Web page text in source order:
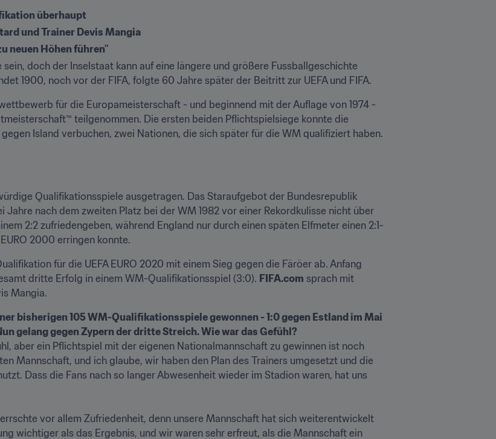
überhaupt
und Trainer Devis Mangia
neuen Höhen führen"
doch der Inselstaat kann auf eine längere und größere Fussballgeschichte
1900, noch vor der FIFA, folgte 60 Jahre später der Beitritt zur UEFA und FIFA.
für die Europameisterschaft - und beginnend mit der Auflage von 1974 -
teilgenommen. Die ersten beiden Pflichtspielsiege konnte die
Island verbuchen, zwei Nationen, die sich später für die WM qualifiziert haben.
Qualifikationsspiele ausgetragen. Das Staraufgebot der Bundesrepublik
nach dem zweiten Platz bei der WM 1982 vor einer Rekordkulisse nicht über
2:2 zufriedengeben, während England nur durch einen späten Elfmeter einen 2:1-
2000 erringen konnte.
für die UEFA EURO 2020 mit einem Sieg gegen die Färöer ab. Anfang
dritte Erfolg in einem WM-Qualifikationsspiel (3:0). FIFA.com sprach mit
Mangia.
bisherigen 105 WM-Qualifikationsspiele gewonnen - 1:0 gegen Estland im Mai
gelang gegen Zypern der dritte Streich. Wie war das Gefühl?
aber ein Pflichtspiel mit der eigenen Nationalmannschaft zu gewinnen ist noch
Mannschaft, und ich glaube, wir haben den Plan des Trainers umgesetzt und die
Dass die Fans nach so langer Abwesenheit wieder im Stadion waren, hat uns
vor allem Zufriedenheit, denn unsere Mannschaft hat sich weiterentwickelt
wichtiger als das Ergebnis, und wir waren sehr erfreut, als die Mannschaft ein